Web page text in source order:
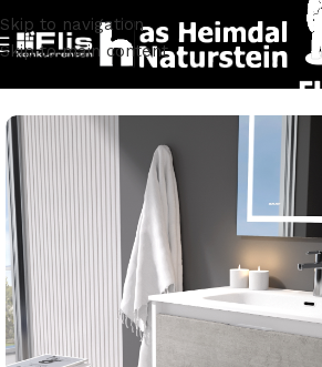
Skip to navigation
Skip to main content
Baderomsinnredning